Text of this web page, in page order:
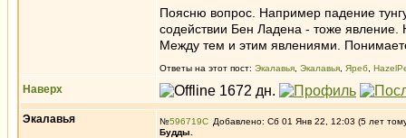
Поясню вопрос. Например падение
содействии Бен Ладена - тоже явление.
Между тем и этим явлениями.
Ответы на этот пост: Экалавья Экалавья Яреб
Наверх
Экалавья №596719
Добавлено: Сб 01 Янв 22, 12:03 (5 лет
Будды.